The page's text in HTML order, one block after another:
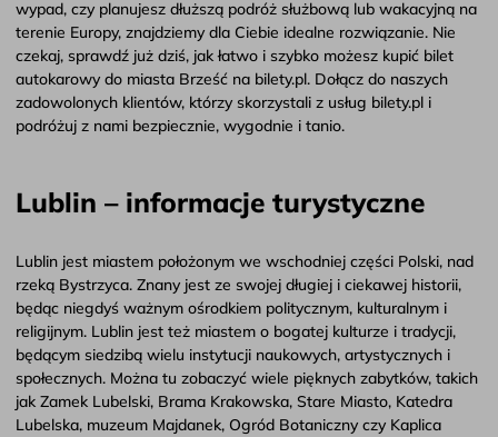
wypad, czy planujesz dłuższą podróż służbową lub wakacyjną na
terenie Europy, znajdziemy dla Ciebie idealne rozwiązanie. Nie
czekaj, sprawdź już dziś, jak łatwo i szybko możesz kupić bilet
autokarowy do miasta Brześć na bilety.pl. Dołącz do naszych
zadowolonych klientów, którzy skorzystali z usług bilety.pl i
podróżuj z nami bezpiecznie, wygodnie i tanio.
Lublin – informacje turystyczne
Lublin jest miastem położonym we wschodniej części Polski, nad
rzeką Bystrzyca. Znany jest ze swojej długiej i ciekawej historii,
będąc niegdyś ważnym ośrodkiem politycznym, kulturalnym i
religijnym. Lublin jest też miastem o bogatej kulturze i tradycji,
będącym siedzibą wielu instytucji naukowych, artystycznych i
społecznych. Można tu zobaczyć wiele pięknych zabytków, takich
jak Zamek Lubelski, Brama Krakowska, Stare Miasto, Katedra
Lubelska, muzeum Majdanek, Ogród Botaniczny czy Kaplica